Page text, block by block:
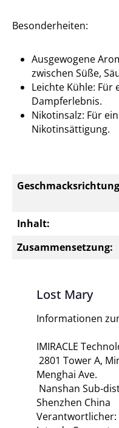
Besonderheiten:
Ausgewogene
zwischen Süße,
Leichte Kühle: Für
Dampferlebnis.
Nikotinsalz: Für
Nikotinsättigung.
Inhalt:
Zusammensetzung:
Lost Mary
Informationen
IMIRACLE
2801 Tower A,
Menghai Ave.
Nanshan Sub-
Shenzhen China
Verantwortlicher: